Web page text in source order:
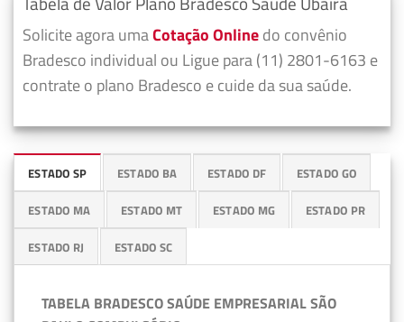
Solicite agora umaCotação Onlinedo convênio
Bradesco individual ou Ligue para (11) 2801-6163 e
contrate o plano Bradesco e cuide da sua saúde.
ESTADO SP ESTADO BA ESTADO DF ESTADO GO
ESTADO MA ESTADO MT ESTADO MG ESTADO PR
ESTADO RJ ESTADO SC
TABELA BRADESCO SAÚDE EMPRESARIAL SÃO